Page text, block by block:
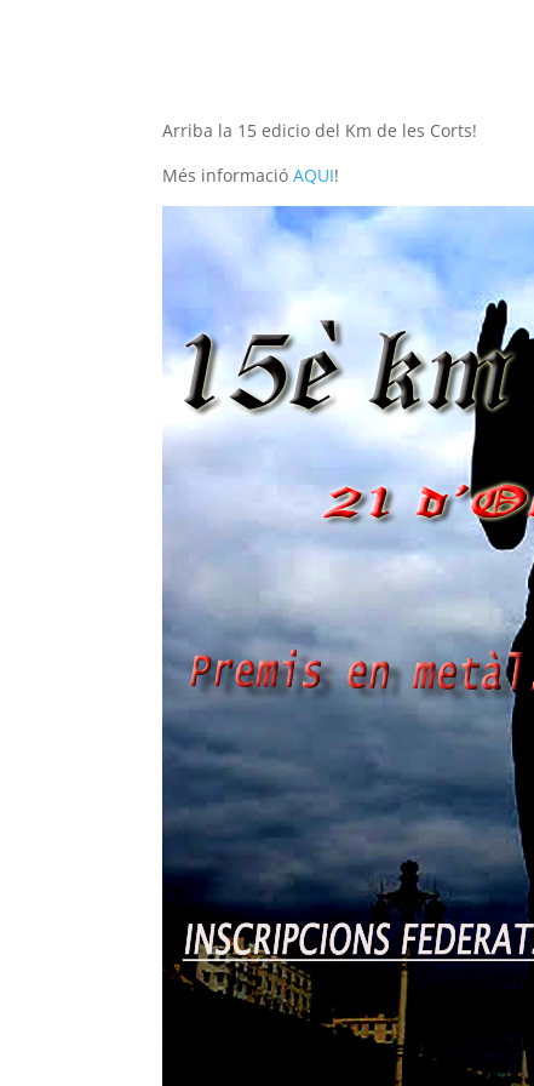
Arriba la 15 edicio del Km de les Corts!
Més informacióAQUI!